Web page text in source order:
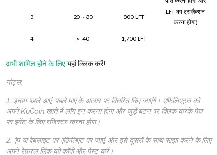
LFT का ट्रांज़ैक्शन
करना होगा)
3 20～39 800 LFT
4 >=40 1,700 LFT
अभी शामिल होने के लिएयहां क्लिक करें!
नोट्स:
1. इनाम पहले आएं, पहले पाएं के आधार पर वितरित किए जाएंगे। एफ़िलिएट्स को
अपने KuCoin खाते में लॉग इन करना होगा और जुड़ें बटन पर क्लिक करके पेज
पर इवेंट के लिए रजिस्टर करना होगा।
2. ऐप या वेबसाइट पर एफ़िलिएट पर जाएं, और इसे दूसरों के साथ साझा करने के लिए
अपने रेफ़रल लिंक को कॉपी और पेस्ट करें।